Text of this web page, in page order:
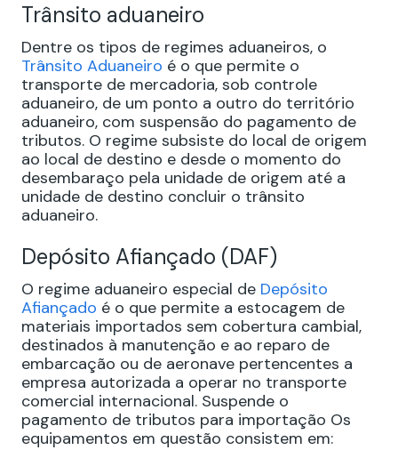
Trânsito aduaneiro
Dentre os tipos de regimes aduaneiros, o
Trânsito Aduaneiro é o que permite o
transporte de mercadoria, sob controle
aduaneiro, de um ponto a outro do território
aduaneiro, com suspensão do pagamento de
tributos. O regime subsiste do local de origem
ao local de destino e desde o momento do
desembaraço pela unidade de origem até a
unidade de destino concluir o trânsito
aduaneiro.
Depósito Afiançado (DAF)
O regime aduaneiro especial de Depósito
Afiançado é o que permite a estocagem de
materiais importados sem cobertura cambial,
destinados à manutenção e ao reparo de
embarcação ou de aeronave pertencentes a
empresa autorizada a operar no transporte
comercial internacional. Suspende o
pagamento de tributos para importação Os
equipamentos em questão consistem em: